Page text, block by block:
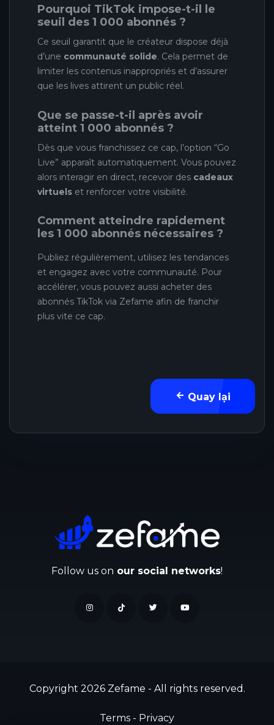
Pourquoi TikTok impose-t-il le
seuil des 1 000 abonnés ?
Ce seuil garantit que le créateur dispose déjà
d’une communauté solide. Cela permet de
limiter les contenus inappropriés et d’assurer
que les lives attirent un public réel.
Que se passe-t-il après avoir
atteint 1 000 abonnés ?
Dès que vous franchissez ce cap, l’option “Go
Live” apparaît automatiquement. Vous pouvez
alors interagir en direct, recevoir des cadeaux
virtuels et renforcer votre visibilité.
Comment atteindre rapidement
les 1 000 abonnés nécessaires ?
Publiez régulièrement, utilisez les tendances
et engagez avec votre communauté. Pour
accélérer, vous pouvez aussi acheter des
abonnés TikTok via Zefame afin de franchir
plus vite ce cap.
Quay lại
Follow us on our social networks!
Copyright 2026 Zefame - All rights reserved.
Terms - Privacy